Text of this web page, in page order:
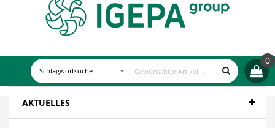
0
AKTUELLES